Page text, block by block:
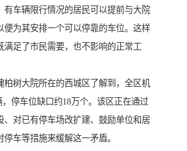
有车辆限行情况的居民可以提前与大院
便为其安排一个可以停靠的车位。这样
满足了市民需要，也不影响的正常工
柏树大院所在的西城区了解到，全区机
，停车位缺口约18万个。该区正在通过
、对已有停车场改扩建、鼓励单位和居
停车等措施来缓解这一矛盾。